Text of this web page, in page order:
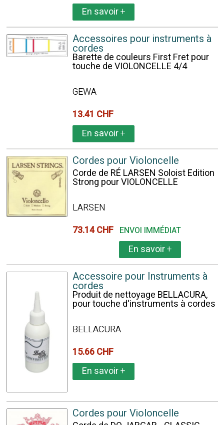
En savoir+
Accessoires pour instruments à
cordes
Barette de couleurs First Fret pour
touche de VIOLONCELLE 4/4
GEWA
13.41 CHF
En savoir+
Cordes pour Violoncelle
Corde de RÉ LARSEN Soloist Edition
Strong pour VIOLONCELLE
LARSEN
73.14 CHF ENVOI IMMÉDIAT
En savoir+
Accessoire pour Instruments à
cordes
Produit de nettoyage BELLACURA,
pour touche d'instruments à cordes
BELLACURA
15.66 CHF
En savoir+
Cordes pour Violoncelle